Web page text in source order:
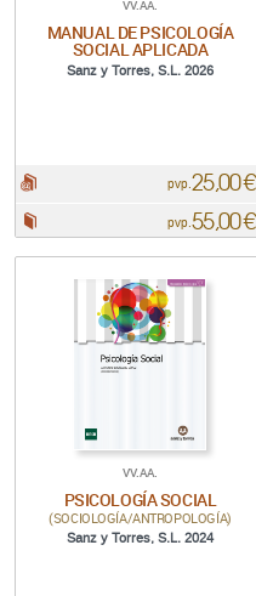
VV.AA.
MANUAL DE PSICOLOGÍA
SOCIAL APLICADA
Sanz y Torres, S.L. 2026
pvp. 25,00 €
pvp.55,00 €
VV.AA.
PSICOLOGÍA SOCIAL
(SOCIOLOGÍA/ANTROPOLOGÍA)
Sanz y Torres, S.L. 2024